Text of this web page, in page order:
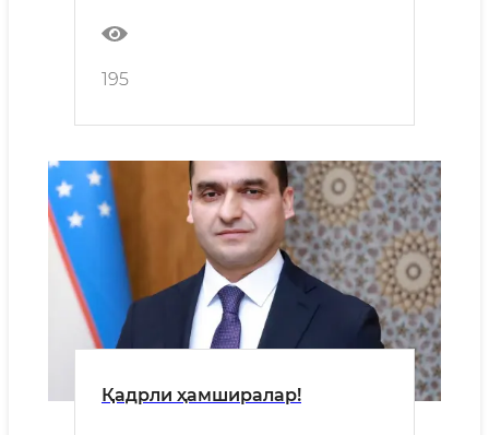
195
Қадрли ҳамширалар!